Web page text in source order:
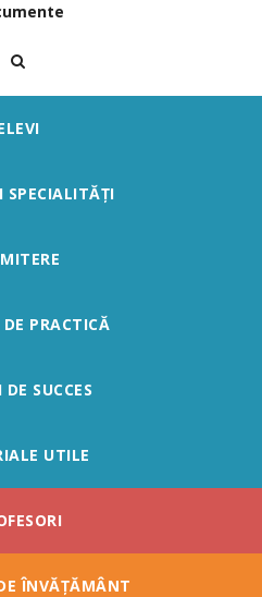
SPECIALITĂȚI
PRACTICĂ
SUCCES
UTILE
ÎNVĂȚĂMÂNT